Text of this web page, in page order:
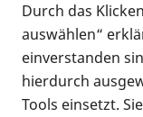
Durch das
auswählen“
einverstanden
hierdurch
Tools einsetzt.